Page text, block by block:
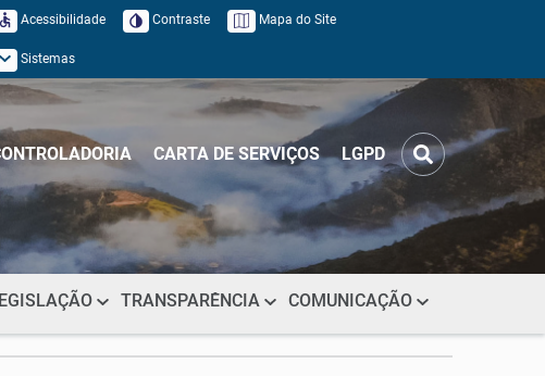
Acessibilidade Contraste Mapa do Site
Sistemas
CARTA DE SERVIÇOS LGPD
TRANSPARÊNCIA COMUNICAÇÃO